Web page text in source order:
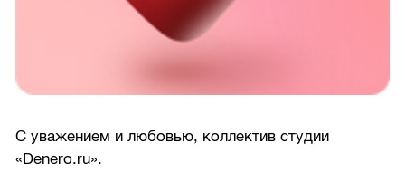
С уважением и любовью, коллектив студии
«Denero.ru».